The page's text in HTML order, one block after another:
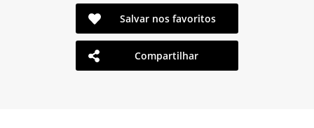
Salvar nos favoritos
Compartilhar